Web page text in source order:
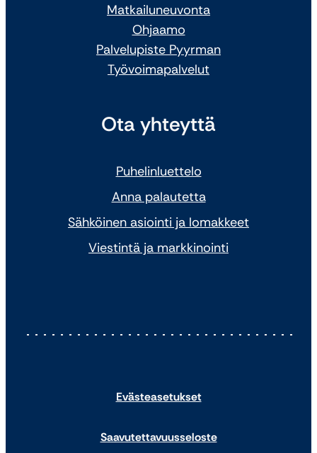
Matkailuneuvonta
Ohjaamo
Palvelupiste Pyyrman
Työvoimapalvelut
Ota yhteyttä
Puhelinluettelo
Anna palautetta
Sähköinen asiointi ja lomakkeet
Viestintä ja markkinointi
Evästeasetukset
Saavutettavuusseloste